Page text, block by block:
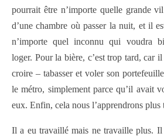
pourrait être n’importe quelle grande
d’une chambre où passer la nuit, et il
n’importe quel inconnu qui voudra
loger. Pour la bière, c’est trop tard, car il
croire – tabasser et voler son
le métro, simplement parce qu’il avait
eux. Enfin, cela nous l’apprendrons plus
Il a eu travaillé mais ne travaille plus.